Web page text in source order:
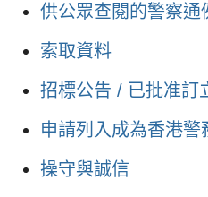
供公眾查閱的警察通
索取資料
招標公告 / 已批准訂
申請列入成為香港警
操守與誠信